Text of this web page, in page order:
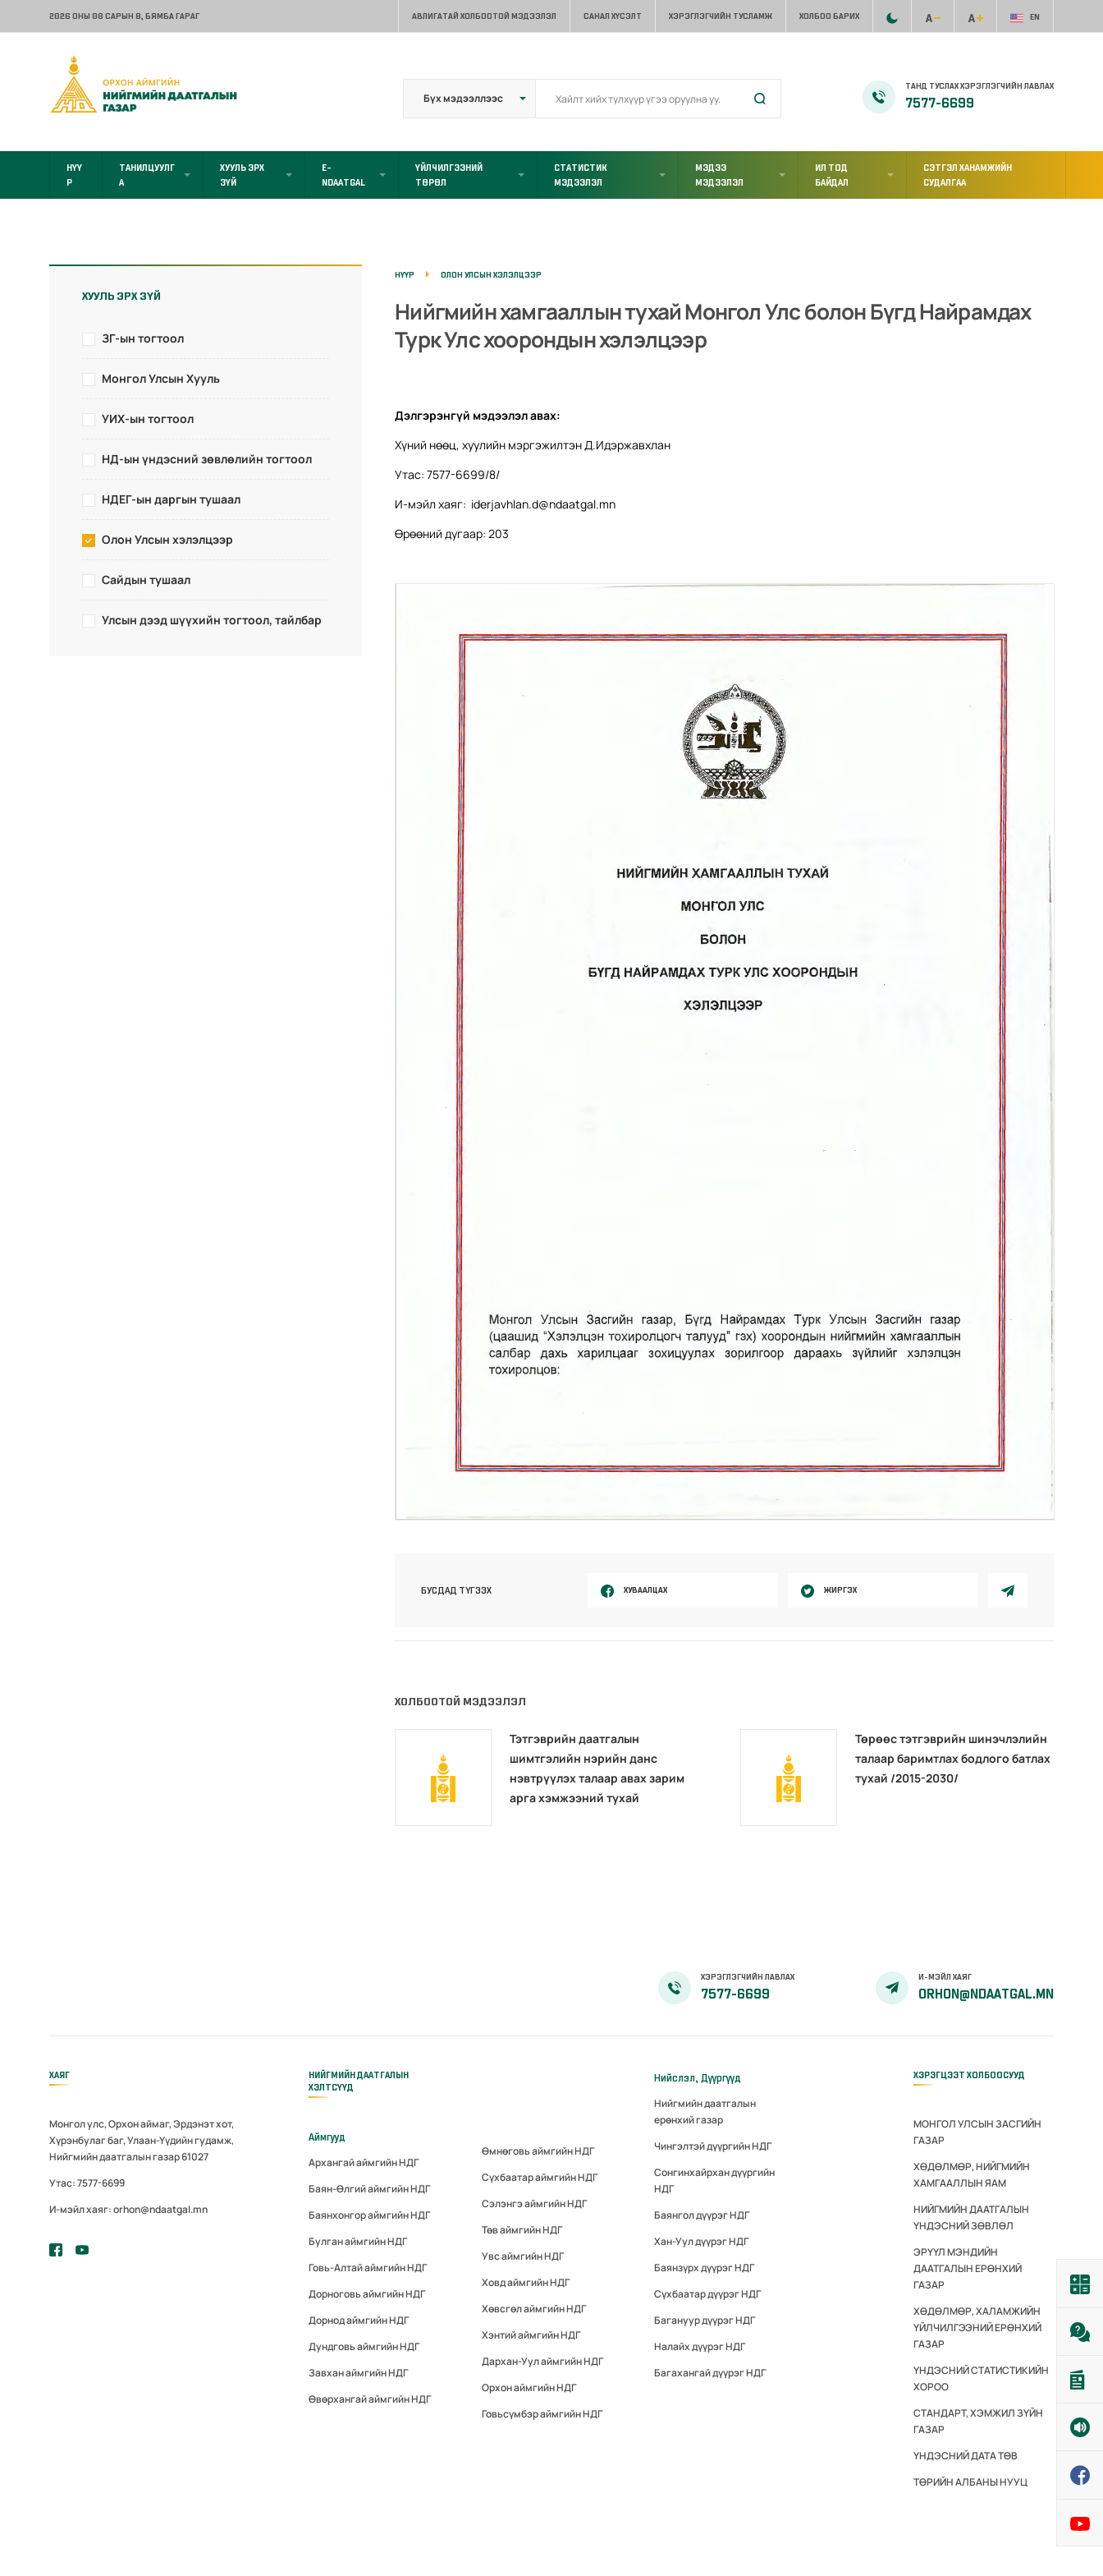
2026 ОНЫ 08 САРЫН 8, БЯМБА ГАРАГ АВЛИГАТАЙ ХОЛБООТОЙ МЭДЭЭЛЭЛ САНАЛ ХҮСЭЛТ ХЭРЭГЛЭГЧИЙН ТУСЛАМЖ ХОЛБОО БАРИХ EN
ТАНД ТУСЛАХ ХЭРЭГЛЭГЧИЙН ЛАВЛАХ
7577-6699
НҮҮ
Р
ТАНИЛЦУУЛГ
А
ХУУЛЬ ЭРХ
ЗҮЙ
E-
NDAATGAL
ҮЙЛЧИЛГЭЭНИЙ
ТӨРӨЛ
СТАТИСТИК
МЭДЭЭЛЭЛ
МЭДЭЭ
МЭДЭЭЛЭЛ
ИЛ ТОД
БАЙДАЛ
СЭТГЭЛ ХАНАМЖИЙН
СУДАЛГАА
ХУУЛЬ ЭРХ ЗҮЙ
ЗГ-ын тогтоол
Монгол Улсын Хууль
УИХ-ын тогтоол
НД-ын үндэсний зөвлөлийн тогтоол
НДЕГ-ын даргын тушаал
Олон Улсын хэлэлцээр
Сайдын тушаал
Улсын дээд шүүхийн тогтоол, тайлбар
НҮҮР ОЛОН УЛСЫН ХЭЛЭЛЦЭЭР
Нийгмийн хамгааллын тухай Монгол Улс болон Бүгд Найрамдах
Турк Улс хоорондын хэлэлцээр
Дэлгэрэнгүй мэдээлэл авах:
Хүний нөөц, хуулийн мэргэжилтэн Д.Идэржавхлан
Утас: 7577-6699/8/
И-мэйл хаяг: iderjavhlan.d@ndaatgal.mn
Өрөөний дугаар: 203
БУСДАД ТҮГЭЭХ ХУВААЛЦАХ ЖИРГЭХ
ХОЛБООТОЙ МЭДЭЭЛЭЛ
Тэтгэврийн даатгалын
шимтгэлийн нэрийн данс
нэвтрүүлэх талаар авах зарим
арга хэмжээний тухай
Төрөөс тэтгэврийн шинэчлэлийн
талаар баримтлах бодлого батлах
тухай /2015-2030/
ХЭРЭГЛЭГЧИЙН ЛАВЛАХ
7577-6699
И-МЭЙЛ ХАЯГ
ORHON@NDAATGAL.MN
ХАЯГ
Монгол улс, Орхон аймаг, Эрдэнэт хот,
Хүрэнбулаг баг, Улаан-Үүдийн гудамж,
Нийгмийн даатгалын газар 61027
Утас: 7577-6699
И-мэйл хаяг: orhon@ndaatgal.mn
НИЙГМИЙН ДААТГАЛЫН
ХЭЛТСҮҮД
Аймгууд
Архангай аймгийн НДГ
Баян-Өлгий аймгийн НДГ
Баянхонгор аймгийн НДГ
Булган аймгийн НДГ
Говь-Алтай аймгийн НДГ
Дорноговь аймгийн НДГ
Дорнод аймгийн НДГ
Дундговь аймгийн НДГ
Завхан аймгийн НДГ
Өвөрхангай аймгийн НДГ
Өмнөговь аймгийн НДГ
Сүхбаатар аймгийн НДГ
Сэлэнгэ аймгийн НДГ
Төв аймгийн НДГ
Увс аймгийн НДГ
Ховд аймгийн НДГ
Хөвсгөл аймгийн НДГ
Хэнтий аймгийн НДГ
Дархан-Уул аймгийн НДГ
Орхон аймгийн НДГ
Говьсүмбэр аймгийн НДГ
Нийслэл, Дүүргүүд
Нийгмийн даатгалын
ерөнхий газар
Чингэлтэй дүүргийн НДГ
Сонгинхайрхан дүүргийн
НДГ
Баянгол дүүрэг НДГ
Хан-Уул дүүрэг НДГ
Баянзүрх дүүрэг НДГ
Сүхбаатар дүүрэг НДГ
Багануур дүүрэг НДГ
Налайх дүүрэг НДГ
Багахангай дүүрэг НДГ
ХЭРЭГЦЭЭТ ХОЛБООСУУД
МОНГОЛ УЛСЫН ЗАСГИЙН
ГАЗАР
ХӨДӨЛМӨР, НИЙГМИЙН
ХАМГААЛЛЫН ЯАМ
НИЙГМИЙН ДААТГАЛЫН
ҮНДЭСНИЙ ЗӨВЛӨЛ
ЭРҮҮЛ МЭНДИЙН
ДААТГАЛЫН ЕРӨНХИЙ
ГАЗАР
ХӨДӨЛМӨР, ХАЛАМЖИЙН
ҮЙЛЧИЛГЭЭНИЙ ЕРӨНХИЙ
ГАЗАР
ҮНДЭСНИЙ СТАТИСТИКИЙН
ХОРОО
СТАНДАРТ, ХЭМЖИЛ ЗҮЙН
ГАЗАР
ҮНДЭСНИЙ ДАТА ТӨВ
ТӨРИЙН АЛБАНЫ НУУЦ